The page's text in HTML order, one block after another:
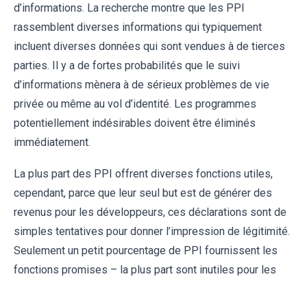
d’informations. La recherche montre que les PPI
rassemblent diverses informations qui typiquement
incluent diverses données qui sont vendues à de tierces
parties. Il y a de fortes probabilités que le suivi
d’informations mènera à de sérieux problèmes de vie
privée ou même au vol d’identité. Les programmes
potentiellement indésirables doivent être éliminés
immédiatement.
La plus part des PPI offrent diverses fonctions utiles,
cependant, parce que leur seul but est de générer des
revenus pour les développeurs, ces déclarations sont de
simples tentatives pour donner l’impression de légitimité.
Seulement un petit pourcentage de PPI fournissent les
fonctions promises – la plus part sont inutiles pour les